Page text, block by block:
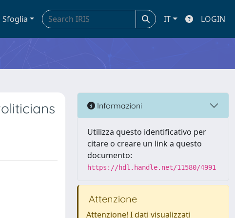
Sfoglia IT LOGIN
Informazioni
Utilizza questo identificativo per
citare o creare un link a questo
documento:
https://hdl.handle.net/11580/4991
Attenzione
Attenzione! I dati visualizzati